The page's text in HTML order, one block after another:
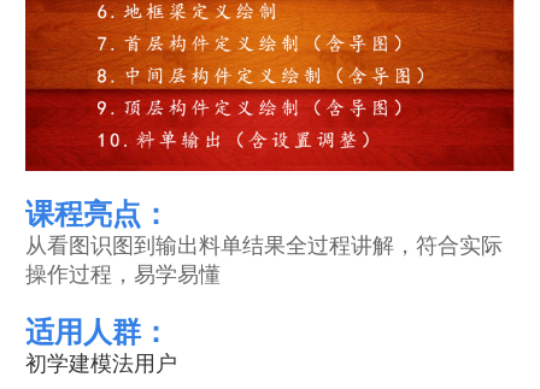
课程亮点：
从看图识图到输出料单结果全过程讲解，符合实际
操作过程，易学易懂
适用人群：
初学建模法用户